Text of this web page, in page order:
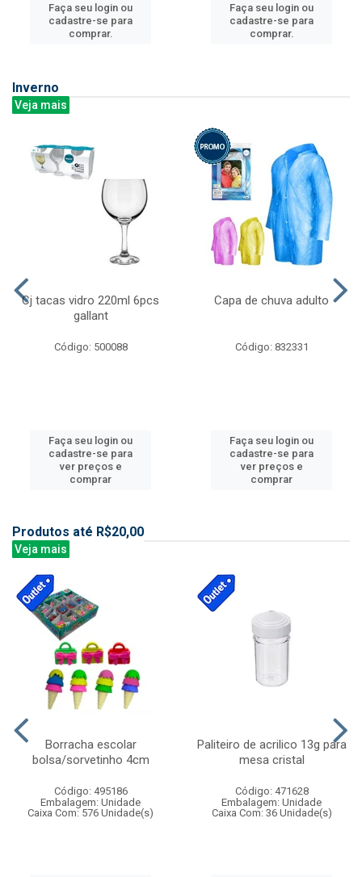
Faça seu login ou
cadastre-se para
comprar.
Faça seu login ou
cadastre-se para
comprar.
Inverno
Veja mais
Cj tacas vidro 220ml 6pcs
gallant
Código: 500088
Faça seu login ou
cadastre-se para
ver preços e
comprar
Capa de chuva adulto
Código: 832331
Faça seu login ou
cadastre-se para
ver preços e
comprar
Produtos até R$20,00
Veja mais
Borracha escolar
bolsa/sorvetinho 4cm
Código: 495186
Embalagem: Unidade
Caixa Com: 576 Unidade(s)
Paliteiro de acrilico 13g para
mesa cristal
Código: 471628
Embalagem: Unidade
Caixa Com: 36 Unidade(s)